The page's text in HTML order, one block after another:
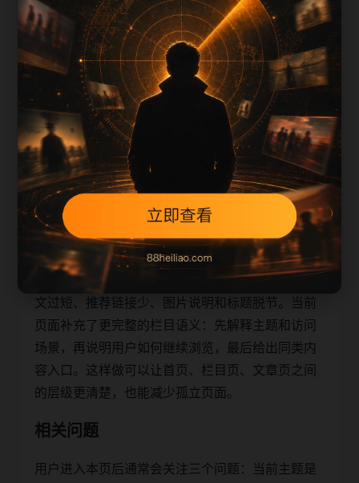
每日更新节奏
娱乐看点阅读入口整理围绕rmhj补充搜索场景、栏
目入口、图片说明和站内推荐。采集和生成内容时
采用少量、持续、错峰的方式，不同站点使用不同
标题角度，降低站群内容高度重复的风险。
本页不是单独堆叠关键词，而是把主题摘要、阅读
顺序、相关问题和继续浏览入口放在同一页面，帮
助移动端用户减少反复搜索，也让栏目页、内容页
和 sitemap 之间形成稳定的抓取路径。
从 SEO 角度看，旧站内容页最容易出现的问题是正
文过短、推荐链接少、图片说明和标题脱节。当前
页面补充了更完整的栏目语义：先解释主题和访问
场景，再说明用户如何继续浏览，最后给出同类内
容入口。这样做可以让首页、栏目页、文章页之间
的层级更清楚，也能减少孤立页面。
相关问题
用户进入本页后通常会关注三个问题：当前主题是